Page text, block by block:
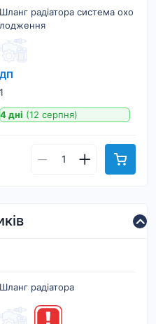
Шланг радіатора система охо
лодження
ДП
1
4 дні (12 серпня)
Шланг радіатора